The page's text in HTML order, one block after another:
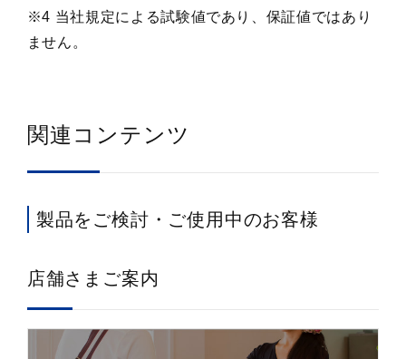
※4 当社規定による試験値であり、保証値ではあり
ません。
関連コンテンツ
製品をご検討・ご使用中のお客様
店舗さまご案内